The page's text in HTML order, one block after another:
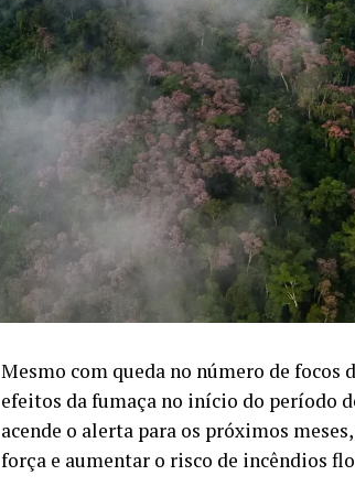
Mesmo com queda no número de focos
efeitos da fumaça no início do período
acende o alerta para os próximos
força e aumentar o risco de incêndios